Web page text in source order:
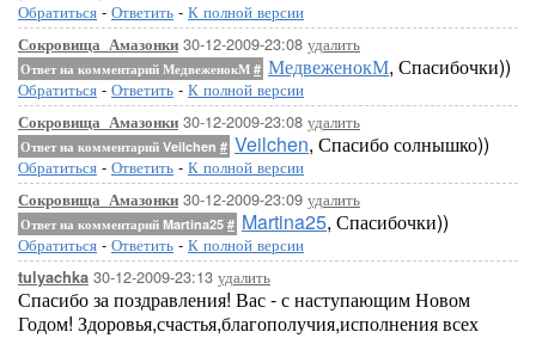
Обратиться - Ответить - К полной версии
Сокровища_Амазонки 30-12-2009-23:08 удалить
Ответ на комментарий МедвеженокМ # МедвеженокМ, Спасибочки))
Обратиться - Ответить - К полной версии
Сокровища_Амазонки 30-12-2009-23:08 удалить
Ответ на комментарий Veilchen # Veilchen, Спасибо солнышко))
Обратиться - Ответить - К полной версии
Сокровища_Амазонки 30-12-2009-23:09 удалить
Ответ на комментарий Martina25 # Martina25, Спасибочки))
Обратиться - Ответить - К полной версии
tulyachka 30-12-2009-23:13 удалить
Спасибо за поздравления! Вас - с наступающим Новом
Годом! Здоровья,счастья,благополучия,исполнения всех